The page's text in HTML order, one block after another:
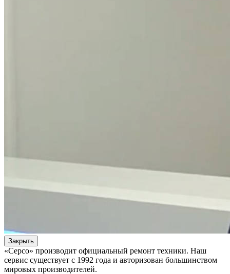
Закрыть
«Серсо» производит официальный ремонт техники. Наш
сервис существует с 1992 года и авторизован большинством
мировых производителей.